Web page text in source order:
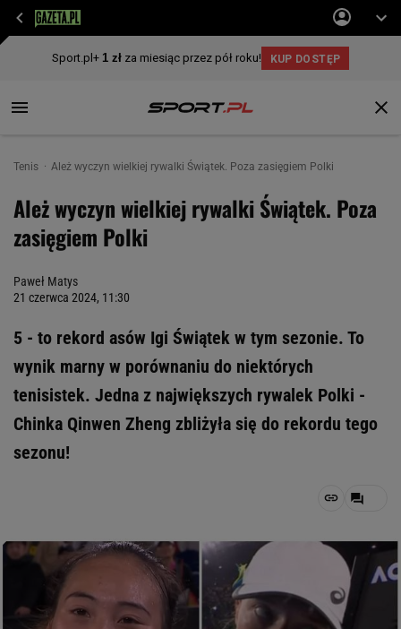
Tenis Ależ wyczyn wielkiej rywalki Świątek. Poza zasięgiem Polki
Ależ wyczyn wielkiej rywalki Świątek. Poza
zasięgiem Polki
Paweł Matys
21 czerwca 2024, 11:30
5 - to rekord asów Igi Świątek w tym sezonie. To
wynik marny w porównaniu do niektórych
tenisistek. Jedna z największych rywalek Polki -
Chinka Qinwen Zheng zbliżyła się do rekordu tego
sezonu!